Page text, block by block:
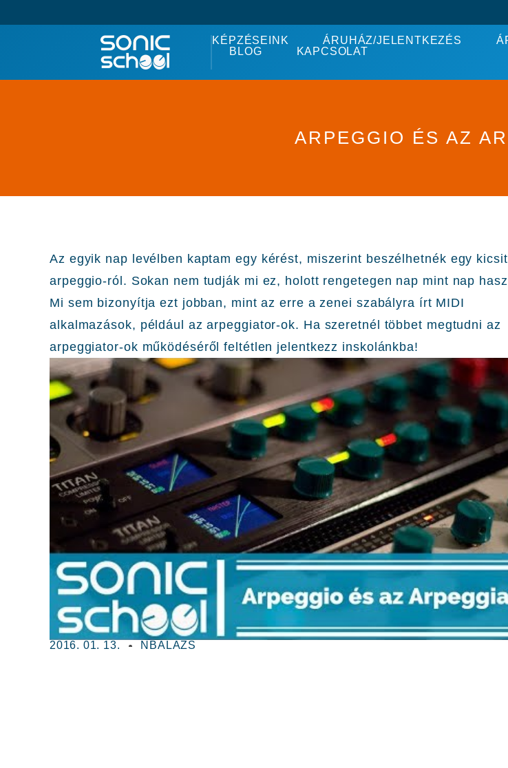
KÉPZÉSEINK ÁRUHÁZ/JELENTKEZÉS
BLOG
KAPCSOLAT
ARPEGGIO ÉS AZ
Az egyik nap levélben kaptam egy kérést, miszerint beszélhetnék egy
arpeggio-ról. Sokan nem tudják mi ez, holott rengetegen nap mint nap
Mi sem bizonyítja ezt jobban, mint az erre a zenei szabályra írt MIDI
alkalmazások, például az arpeggiator-ok. Ha szeretnél többet megtudni az
arpeggiator-ok működéséről feltétlen jelentkezz inskolánkba!
2016. 01. 13. NBALAZS